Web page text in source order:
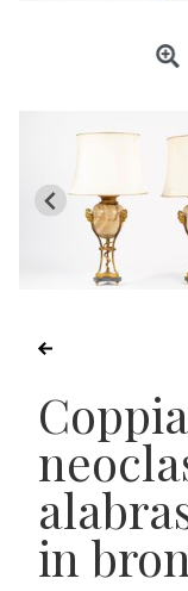
in